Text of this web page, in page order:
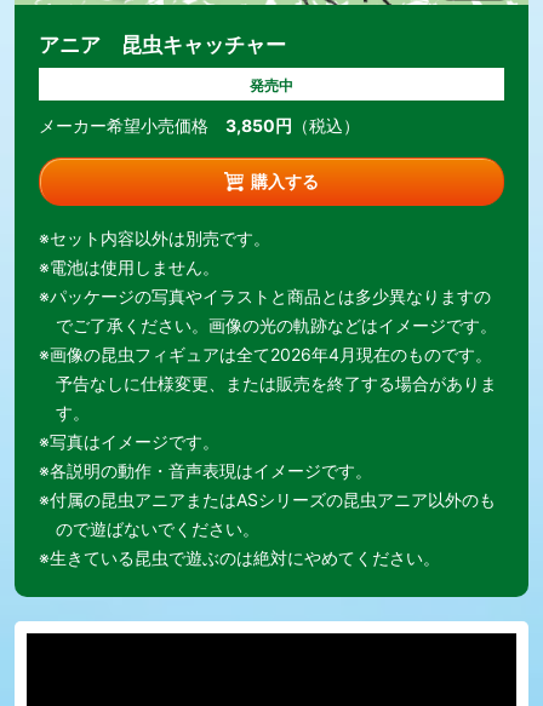
アニア 昆虫キャッチャー
発売中
メーカー希望小売価格 3,850円 （税込）
購入する
※セット内容以外は別売です。
※電池は使用しません。
※パッケージの写真やイラストと商品とは多少異なりますの
でご了承ください。画像の光の軌跡などはイメージです。
※画像の昆虫フィギュアは全て2026年4月現在のものです。
予告なしに仕様変更、または販売を終了する場合がありま
す。
※写真はイメージです。
※各説明の動作・音声表現はイメージです。
※付属の昆虫アニアまたはASシリーズの昆虫アニア以外のも
ので遊ばないでください。
※生きている昆虫で遊ぶのは絶対にやめてください。